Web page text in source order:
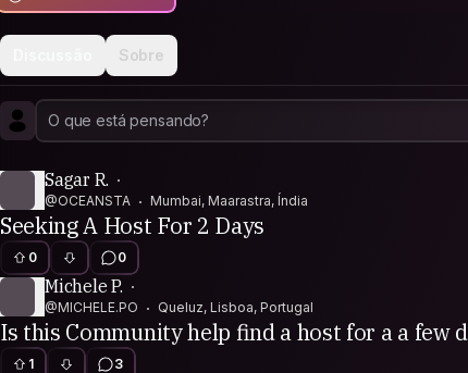
Sobre
Sagar R.
@OCEANSTA Mumbai, Maarastra, Índia
Seeking A Host For 2 Days
0 0
Michele P.
@MICHELE.PO Queluz, Lisboa, Portugal
Is this Community help find a host for a a few
1 3